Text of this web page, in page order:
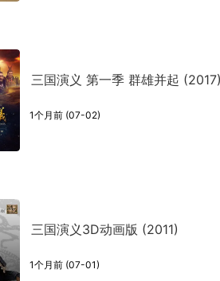
三国演义 第一季 群雄并起 (2017)
1个月前 (07-02)
三国演义3D动画版 (2011)
1个月前 (07-01)